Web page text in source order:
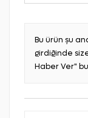
Bu ürün şu
girdiğinde
Haber Ver"